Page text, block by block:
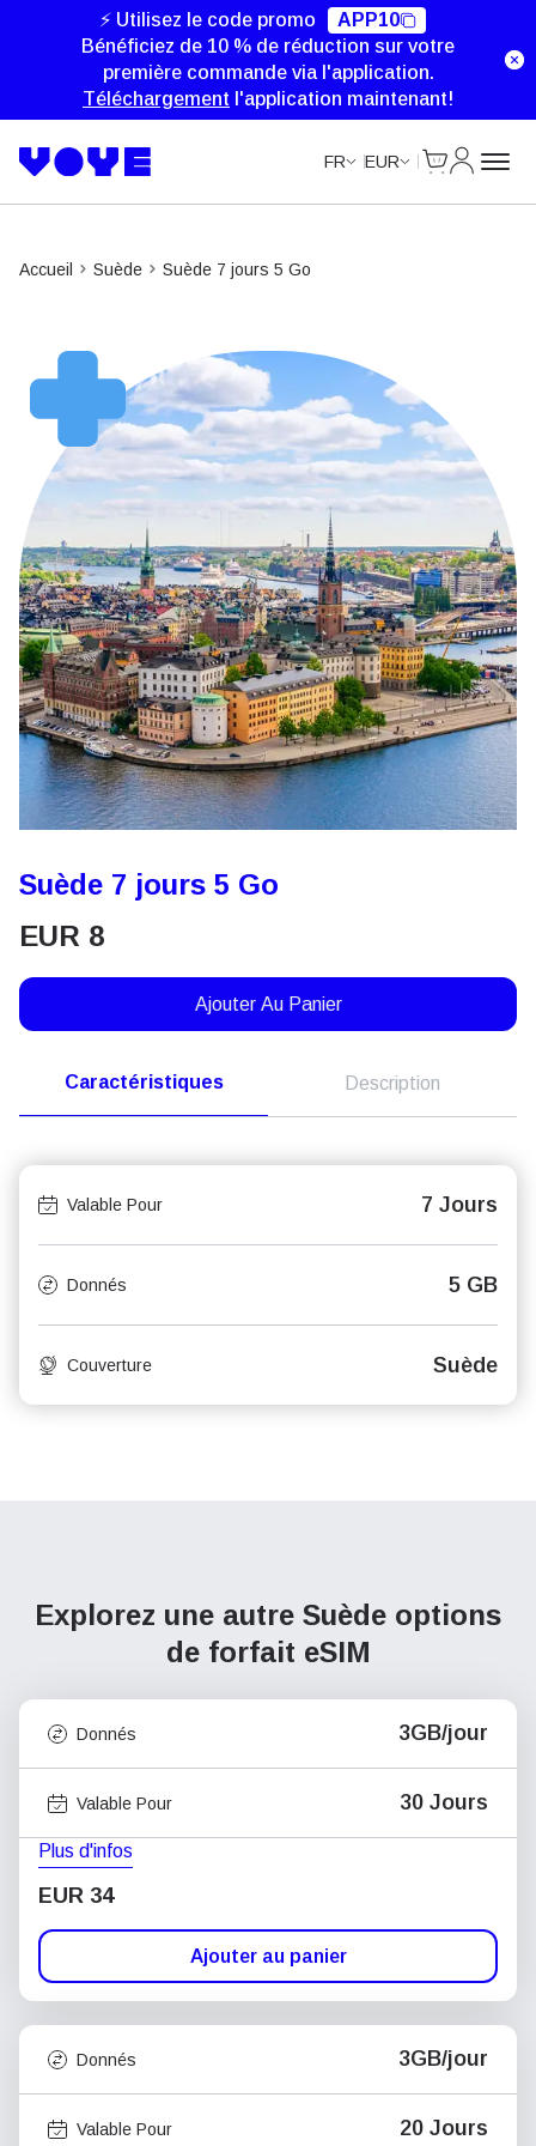
⚡ Utilisez le code promo
APP10
Bénéficiez de 10 % de réduction sur votre
première commande via l'application.
Téléchargement l'application maintenant!
FR EUR
Accueil Suède Suède 7 jours 5 Go
Suède 7 jours 5 Go
EUR 8
Ajouter Au Panier
Caractéristiques Description
Valable Pour 7 Jours
Donnés 5 GB
Couverture Suède
Explorez une autre Suède options
de forfait eSIM
Unlimited Data
Donnés 3GB/jour
Valable Pour 30 Jours
Plus d'infos
EUR 34
Ajouter au panier
Unlimited Data
Donnés 3GB/jour
Valable Pour 20 Jours
Unlimited Data
Unlimited Data